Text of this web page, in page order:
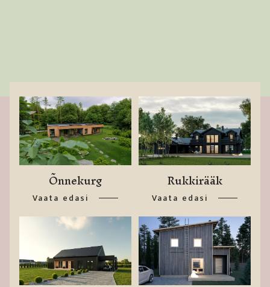
Õnnekurg
Vaata edasi
Rukkirääk
Vaata edasi